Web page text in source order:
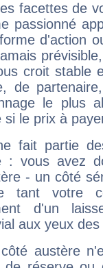
facettes de
passionné
d'action
croit stable
de
le plus
si le prix à
fait partie
: vous avez
- un côté
tant votre
d'un
aux yeux
austère